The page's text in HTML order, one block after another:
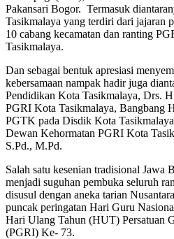
Pakansari Bogor. Termasuk
Tasikmalaya yang terdiri dari jajaran
10 cabang kecamatan dan ranting
Tasikmalaya.
Dan sebagai bentuk apresiasi
kebersamaan nampak hadir juga
Pendidikan Kota Tasikmalaya, Drs.
PGRI Kota Tasikmalaya, Bangbang
PGTK pada Disdik Kota
Dewan Kehormatan PGRI Kota
S.Pd., M.Pd.
Salah satu kesenian tradisional Jawa
menjadi suguhan pembuka seluruh
disusul dengan aneka tarian
puncak peringatan Hari Guru
Hari Ulang Tahun (HUT) Persatuan
(PGRI) Ke- 73.